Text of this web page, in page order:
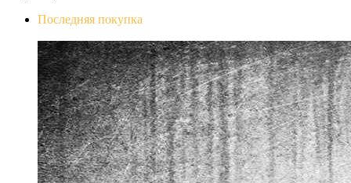
Последняя покупка